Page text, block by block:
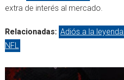
extra de interés al mercado.
Relacionadas: Adiós a la
NFL